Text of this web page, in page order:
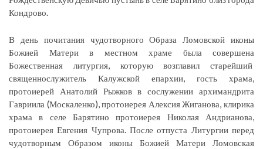
Кондрово.
В день почитания чудотворного Образа Ломовской иконы
Божией Матери в местном храме была совершена
Божественная литургия, которую возглавил старейший
священнослужитель Калужской епархии, гость храма,
протоиерей Анатолий Рыжков в сослужении архимандрита
Гавриила (Москаленко), протоиерея Алексия Жиганова, клирика
храма в селе Барятино протоиерея Николая Андрианова,
протоиерея Евгения Чупрова. После отпуста Литургии перед
чудотворным Образом иконы Божией Матери Ломовская